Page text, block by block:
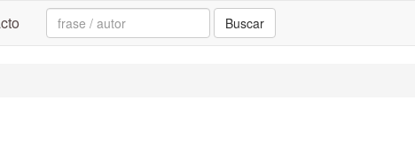
Search: Buscar